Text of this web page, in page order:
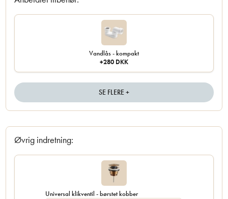
Vandlås - kompakt
+280 DKK
SE FLERE +
Øvrig indretning:
Universal klikventil - børstet kobber